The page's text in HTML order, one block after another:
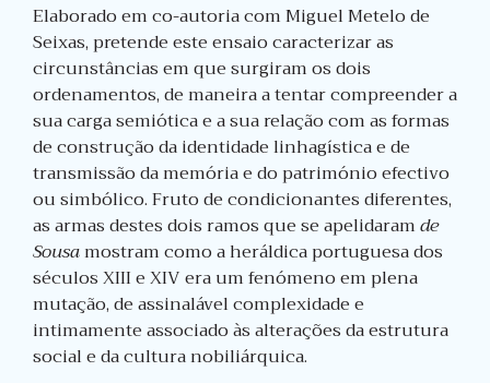
Elaborado em co-autoria com Miguel Metelo de
Seixas, pretende este ensaio caracterizar as
circunstâncias em que surgiram os dois
ordenamentos, de maneira a tentar compreender a
sua carga semiótica e a sua relação com as formas
de construção da identidade linhagística e de
transmissão da memória e do património efectivo
ou simbólico. Fruto de condicionantes diferentes,
as armas destes dois ramos que se apelidaramde
Sousamostram como a heráldica portuguesa dos
séculos XIII e XIV era um fenómeno em plena
mutação, de assinalável complexidade e
intimamente associado às alterações da estrutura
social e da cultura nobiliárquica.